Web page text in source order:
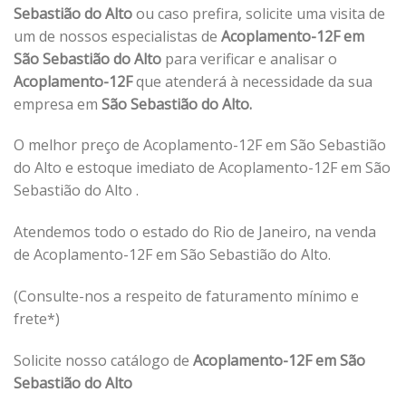
Sebastião do Altoou caso prefira, solicite uma visita de
um de nossos especialistas de Acoplamento-12F em
São Sebastião do Alto para verificar e analisar o
Acoplamento-12Fque atenderá à necessidade da sua
empresa em São Sebastião do Alto.
O melhor preço de Acoplamento-12F em São Sebastião
do Alto e estoque imediato de Acoplamento-12F em São
Sebastião do Alto .
Atendemos todo o estado do Rio de Janeiro, na venda
de Acoplamento-12F em São Sebastião do Alto.
(Consulte-nos a respeito de faturamento mínimo e
frete*)
Solicite nosso catálogo de Acoplamento-12F em São
Sebastião do Alto